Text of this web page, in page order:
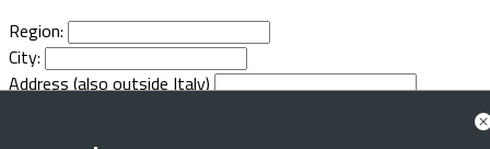
Region:
City:
Address (also outside Italy)